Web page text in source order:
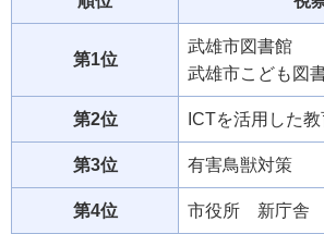
第1位
武雄市図書館
武雄市こども図
第2位 ICTを活用した
第3位 有害鳥獣対策
第4位 市役所 新庁舎